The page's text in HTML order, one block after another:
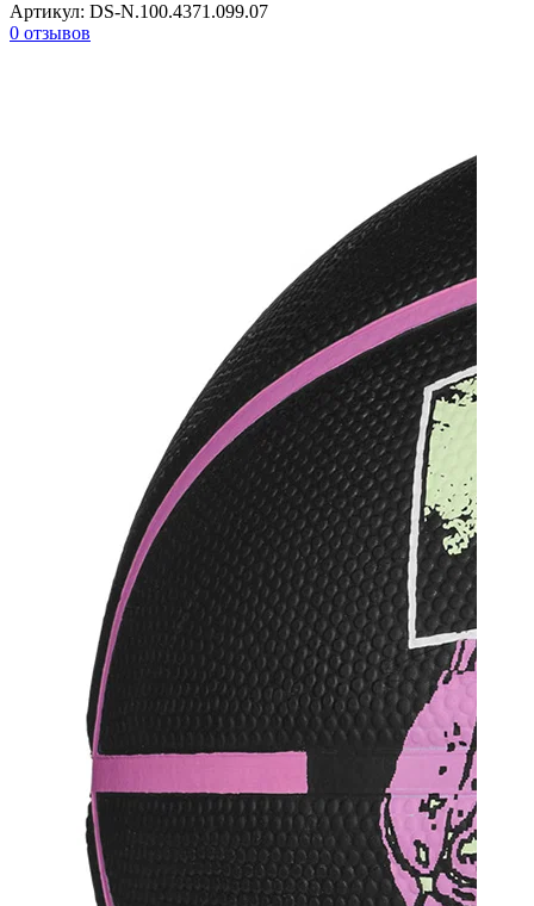
Артикул: DS-N.100.4371.099.07
0 отзывов